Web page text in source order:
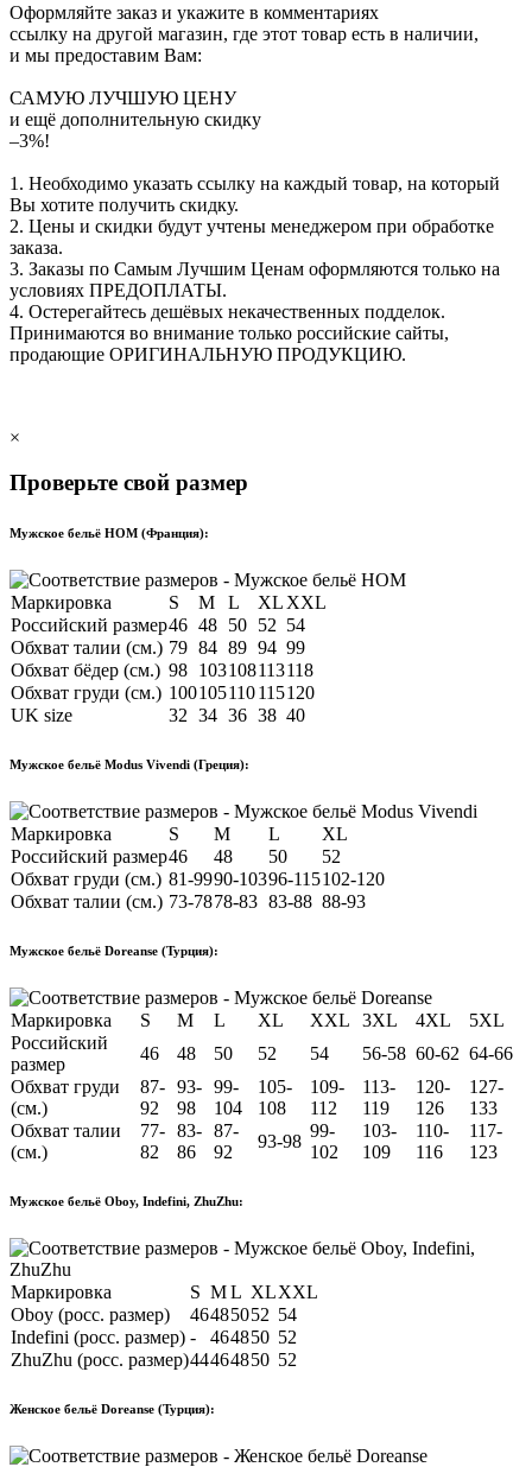
Оформляйте заказ и укажите в комментариях
ссылку на другой магазин, где этот товар есть в наличии,
и мы предоставим Вам:
САМУЮ ЛУЧШУЮ ЦЕНУ
и ещё дополнительную скидку
–3%!
1. Необходимо указать ссылку на каждый товар, на который
Вы хотите получить скидку.
2. Цены и скидки будут учтены менеджером при обработке
заказа.
3. Заказы по Самым Лучшим Ценам оформляются только на
условиях ПРЕДОПЛАТЫ.
4. Остерегайтесь дешёвых некачественных подделок.
Принимаются во внимание только российские сайты,
продающие ОРИГИНАЛЬНУЮ ПРОДУКЦИЮ.
×
Проверьте свой размер
Мужское бельё HOM (Франция):
Маркировка S M L XL XXL
Российский размер46 48 50 52 54
Обхват талии (см.) 79 84 89 94 99
Обхват бёдер (см.) 98 103108113118
Обхват груди (см.) 100105110115120
UK size
32 34 36 38 40
Мужское бельё Modus Vivendi (Греция):
Маркировка S M L
XL
Российский размер46 48 50
52
Обхват груди (см.) 81-9990-10396-115102-120
Обхват талии (см.) 73-7878-83 83-88 88-93
Мужское бельё Doreanse (Турция):
Маркировка S M L XL XXL 3XL 4XL
5XL
Российский
размер
46 48 50 52 54 56-58 60-62 64-66
Обхват груди
(см.)
87-
92
93-
98
99-
104
105-
108
109-
112
113-
119
120-
126
127-
133
Обхват талии
(см.)
77-
82
83-
86
87-
92
93-98
99-
102
103-
109
110-
116
117-
123
Мужское бельё Oboy, Indefini, ZhuZhu:
Маркировка S ML XLXXL
Oboy (росс. размер)
46485052 54
Indefini (росс. размер) - 464850 52
ZhuZhu (росс. размер)44464850 52
Женское бельё Doreanse (Турция):